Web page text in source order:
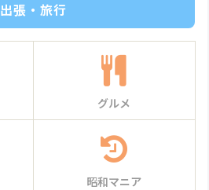
出張・旅行
グルメ
昭和マニア